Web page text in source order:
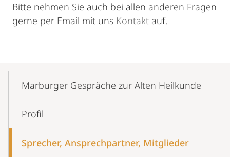
Bitte nehmen Sie auch bei allen anderen Fragen
gerne per Email mit uns Kontakt auf.
NavigationMarburger Gespräche zur Alten Heilkunde
Profil
Sprecher, Ansprechpartner, Mitglieder